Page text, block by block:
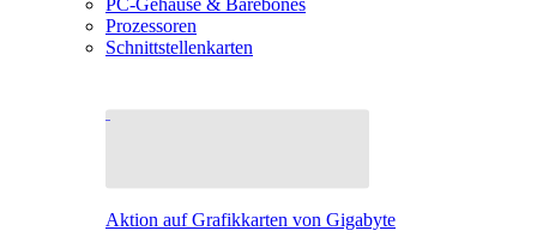
PC-Gehäuse & Barebones
Prozessoren
Schnittstellenkarten
Aktion auf Grafikkarten von Gigabyte